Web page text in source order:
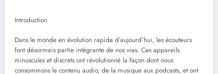
Introduction
Dans le monde en évolution rapide d’aujourd’hui, les écouteurs
font désormais partie intégrante de nos vies. Ces appareils
minuscules et discrets ont révolutionné la façon dont nous
consommons le contenu audio, de la musique aux podcasts, et ont